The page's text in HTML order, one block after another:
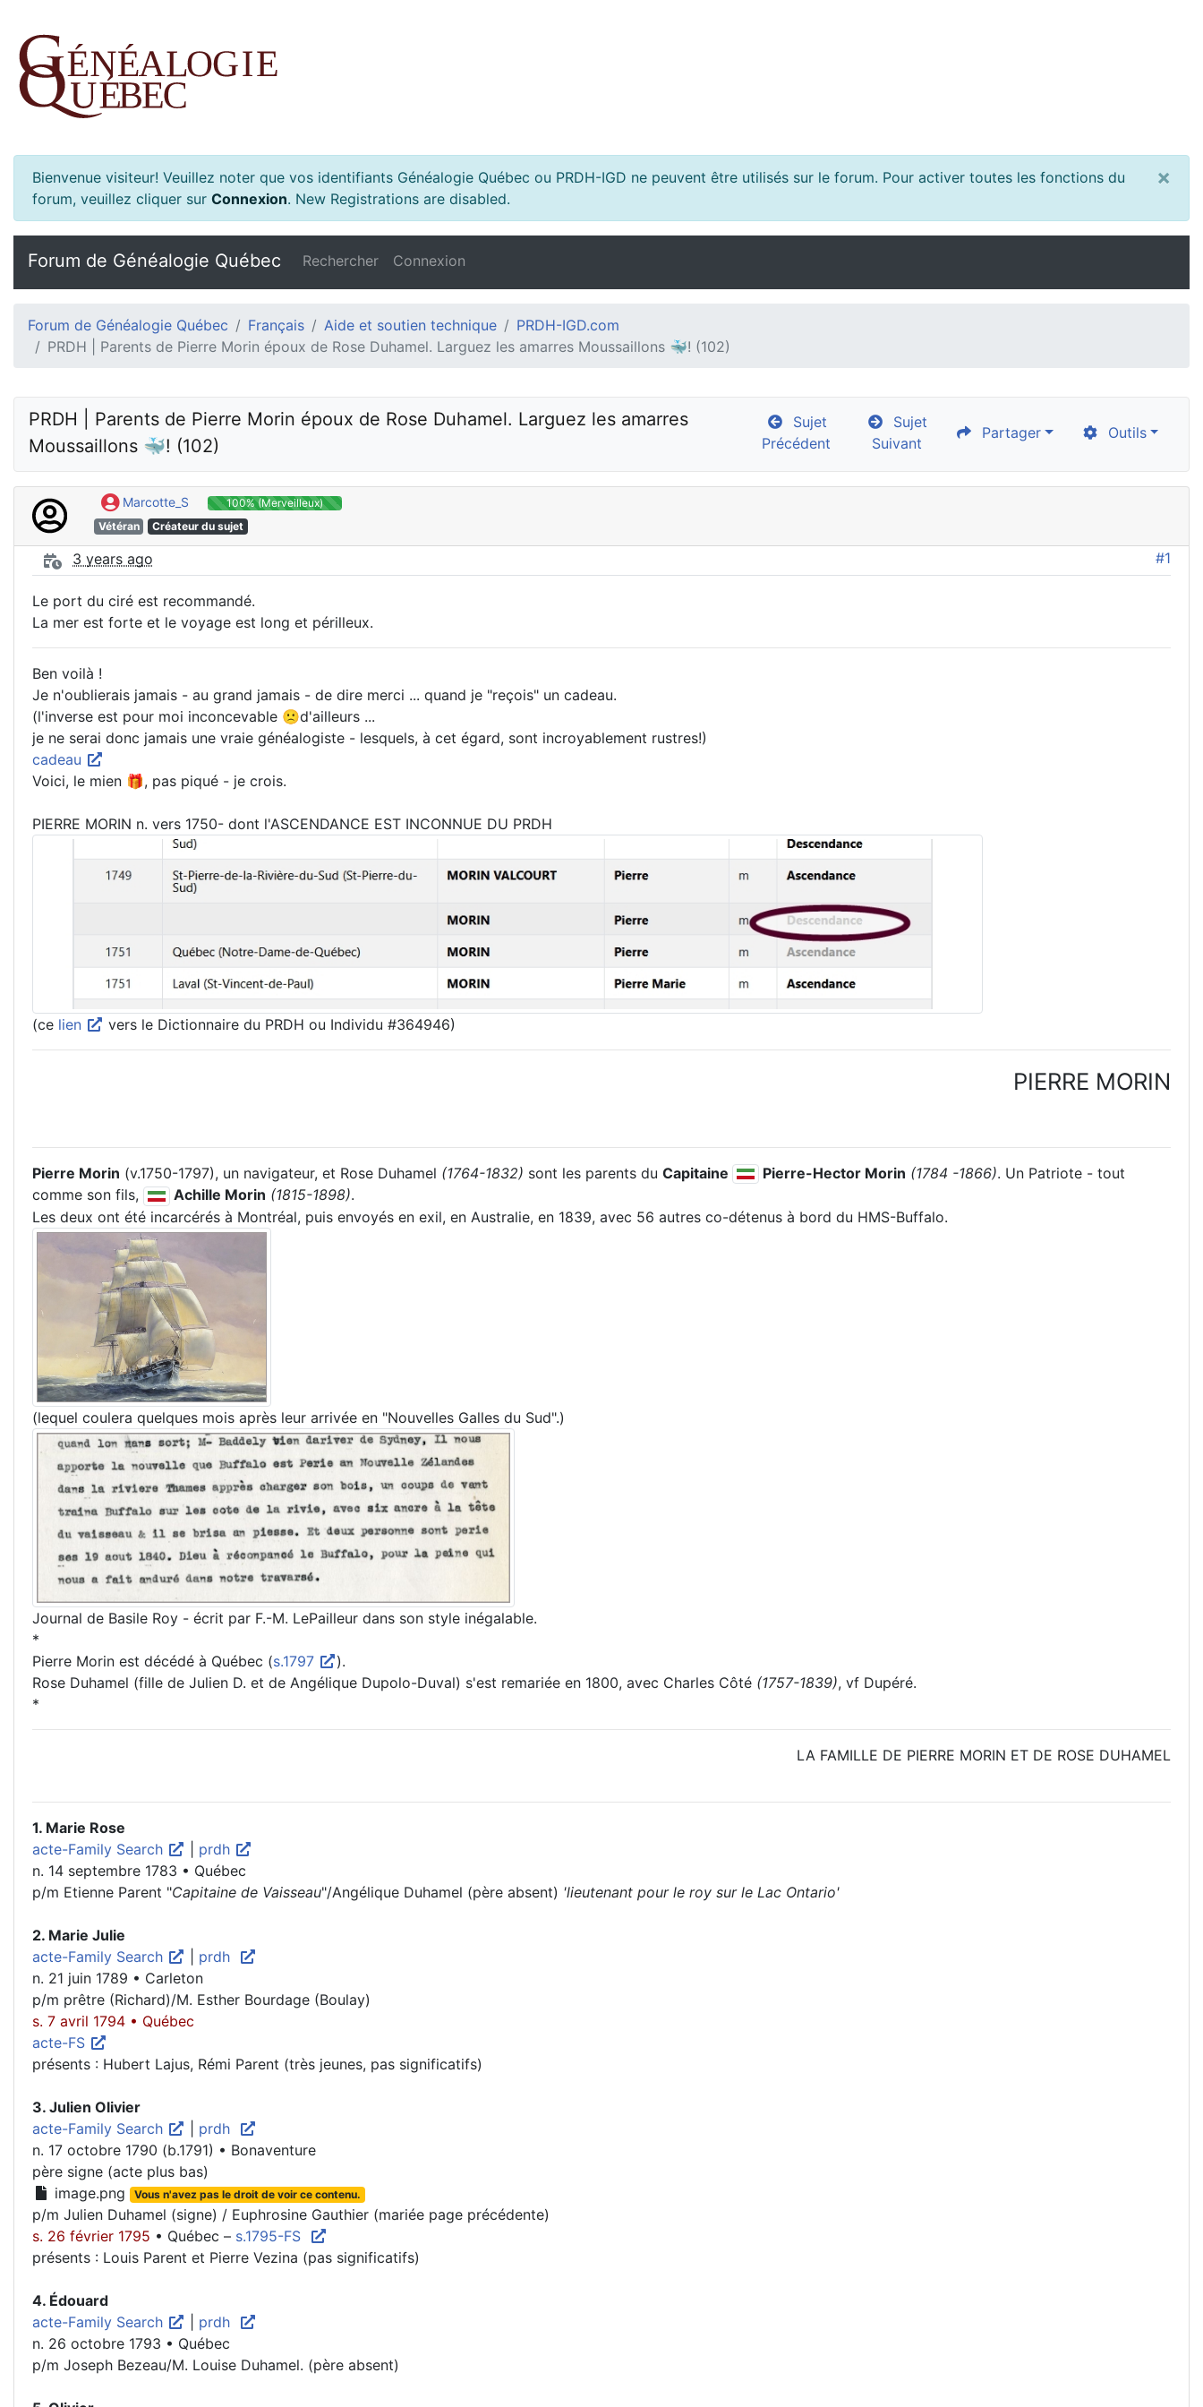
Bienvenue visiteur! Veuillez noter que vos identifiants Généalogie Québec ou PRDH-IGD ne peuvent être utilisés sur le forum. Pour activer toutes les fonctions du
forum, veuillez cliquer sur Connexion. New Registrations are disabled.
×
Forum de Généalogie Québec Rechercher Connexion
Forum de Généalogie Québec Français Aide et soutien technique
PRDH-IGD.com
PRDH | Parents de Pierre Morin époux de Rose Duhamel. Larguez les amarres Moussaillons 🐳! (102)
PRDH | Parents de Pierre Morin époux de Rose Duhamel. Larguez les amarres
Moussaillons 🐳! (102)
Sujet
Précédent
Sujet
Suivant
Partager Outils
Marcotte_S
100% (Merveilleux)
Vétéran
Créateur du sujet
3 years ago #1
Le port du ciré est recommandé.
La mer est forte et le voyage est long et périlleux.
Ben voilà !
Je n'oublierais jamais - au grand jamais - de dire merci ... quand je "reçois" un cadeau.
(l'inverse est pour moi inconcevable 🙁d'ailleurs ...
je ne serai donc jamais une vraie généalogiste - lesquels, à cet égard, sont incroyablement rustres!)
cadeau
Voici, le mien 🎁, pas piqué - je crois.
PIERRE MORIN n. vers 1750- dont l'ASCENDANCE EST INCONNUE DU PRDH
(ce lien vers le Dictionnaire du PRDH ou Individu #364946)
PIERRE MORIN
Pierre Morin (v.1750-1797), un navigateur, et Rose Duhamel (1764-1832) sont les parents du Capitaine Pierre-Hector Morin (1784 -1866). Un Patriote - tout
comme son fils,
Achille Morin (1815-1898).
Les deux ont été incarcérés à Montréal, puis envoyés en exil, en Australie, en 1839, avec 56 autres co-détenus à bord du HMS-Buffalo.
(lequel coulera quelques mois après leur arrivée en "Nouvelles Galles du Sud".)
Journal de Basile Roy - écrit par F.-M. LePailleur dans son style inégalable.
*
Pierre Morin est décédé à Québec (s.1797
).
Rose Duhamel (fille de Julien D. et de Angélique Dupolo-Duval) s'est remariée en 1800, avec Charles Côté (1757-1839), vf Dupéré.
*
LA FAMILLE DE PIERRE MORIN ET DE ROSE DUHAMEL
1. Marie Rose
acte-Family Search
prdh
n. 14 septembre 1783 • Québec
p/m Etienne Parent "Capitaine de Vaisseau"/Angélique Duhamel (père absent) 'lieutenant pour le roy sur le Lac Ontario'
2. Marie Julie
acte-Family Search
prdh
n. 21 juin 1789 • Carleton
p/m prêtre (Richard)/M. Esther Bourdage (Boulay)
s. 7 avril 1794 • Québec
acte-FS
présents : Hubert Lajus, Rémi Parent (très jeunes, pas significatifs)
3. Julien Olivier
acte-Family Search
prdh
n. 17 octobre 1790 (b.1791) • Bonaventure
père signe (acte plus bas)
image.png
Vous n'avez pas le droit de voir ce contenu.
p/m Julien Duhamel (signe) / Euphrosine Gauthier (mariée page précédente)
s. 26 février 1795 • Québec – s.1795-FS
présents : Louis Parent et Pierre Vezina (pas significatifs)
4. Édouard
acte-Family Search
prdh
n. 26 octobre 1793 • Québec
p/m Joseph Bezeau/M. Louise Duhamel. (père absent)